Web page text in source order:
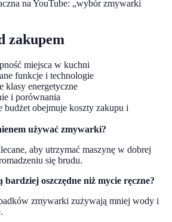
na YouTube: „wybór zmywarki
zakupem
miejsca w kuchni
funkcje i technologie
klasy energetyczne
i porównania
budżet obejmuje koszty zakupu i
używać zmywarki?
aby utrzymać maszynę w dobrej
się brudu.
oszczędne niż mycie ręczne?
zmywarki zużywają mniej wody i